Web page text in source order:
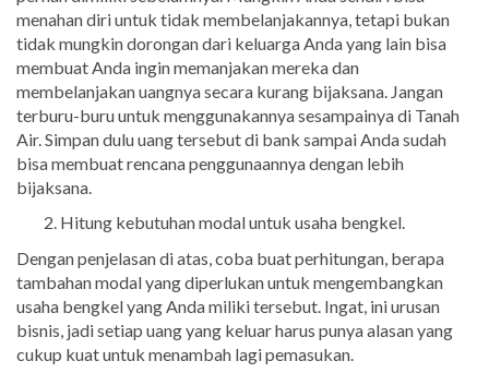
menahan diri untuk tidak membelanjakannya, tetapi bukan
tidak mungkin dorongan dari keluarga Anda yang lain bisa
membuat Anda ingin memanjakan mereka dan
membelanjakan uangnya secara kurang bijaksana. Jangan
terburu-buru untuk menggunakannya sesampainya di Tanah
Air. Simpan dulu uang tersebut di bank sampai Anda sudah
bisa membuat rencana penggunaannya dengan lebih
bijaksana.
Hitung kebutuhan modal untuk usaha bengkel.
Dengan penjelasan di atas, coba buat perhitungan, berapa
tambahan modal yang diperlukan untuk mengembangkan
usaha bengkel yang Anda miliki tersebut. Ingat, ini urusan
bisnis, jadi setiap uang yang keluar harus punya alasan yang
cukup kuat untuk menambah lagi pemasukan.